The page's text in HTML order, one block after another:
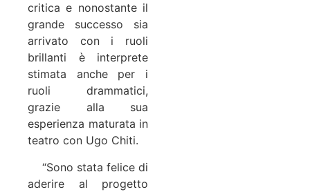
critica e nonostante il
grande successo sia
arrivato con i ruoli
brillanti è interprete
stimata anche per i
ruoli drammatici,
grazie alla sua
esperienza maturata in
teatro con Ugo Chiti.
“Sono stata felice di
aderire al progetto